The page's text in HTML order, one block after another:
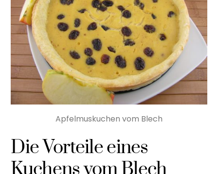
Apfelmuskuchen vom Blech
Die Vorteile eines